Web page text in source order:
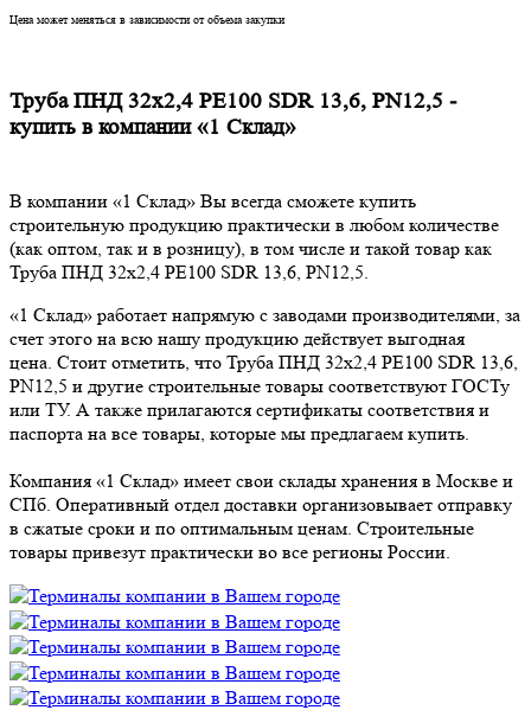
Цена может меняться в зависимости от объема закупки
Труба ПНД 32х2,4 PE100 SDR 13,6, PN12,5 -
купить в компании «1 Склад»
В компании «1 Склад» Вы всегда сможете купить
строительную продукцию практически в любом количестве
(как оптом, так и в розницу), в том числе и такой товар как
Труба ПНД 32х2,4 PE100 SDR 13,6, PN12,5.
«1 Склад» работает напрямую с заводами производителями, за
счет этого на всю нашу продукцию действует выгодная
цена. Стоит отметить, что Труба ПНД 32х2,4 PE100 SDR 13,6,
PN12,5 и другие строительные товары соответствуют ГОСТу
или ТУ. А также прилагаются сертификаты соответствия и
паспорта на все товары, которые мы предлагаем купить.
Компания «1 Склад» имеет свои склады хранения в Москве и
СПб. Оперативный отдел доставки организовывает отправку
в сжатые сроки и по оптимальным ценам. Строительные
товары привезут практически во все регионы России.